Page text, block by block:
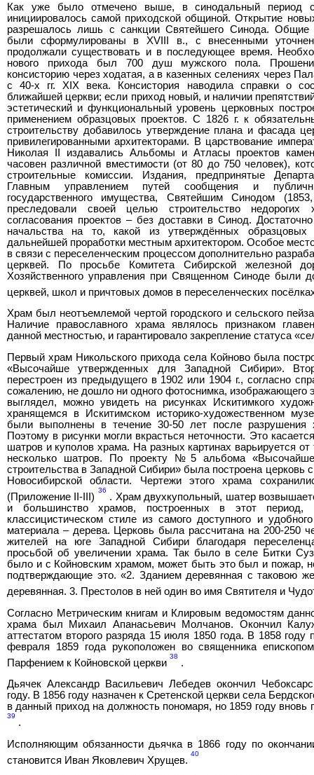
Как уже было отмечено выше, в синодальный период
инициировалось самой приходской общиной. Открытие
разрешалось лишь с санкции Святейшего Синода. Общие
были сформулированы в XVIII в., с внесенными
продолжали существовать и в последующее время.
нового прихода был 700 душ мужского пола.
консисторию через ходатая, а в казенных селениях через
с 40-х гг. XIX века. Консистория наводила справки о
ближайшей церкви; если приход новый, и наличии
эстетический и функциональный уровень церковных
применением образцовых проектов. С 1826 г. к
строительству добавилось утверждение плана и фасада
привилегированными архитекторами. В царствование
Николая II издавались Альбомы и Атласы проектов
часовен различной вместимости (от 80 до 750 человек),
строительные комиссии. Издания, предпринятые
Главным управлением путей сообщения и
государственного имущества, Святейшим Синодом
преследовали своей целью строительство
согласования проектов – без доставки в Синод.
начальства на то, какой из утверждённых образцовых
дальнейшей проработки местным архитектором. Особое
в связи с переселенческим процессом дополнительно
церквей. По просьбе Комитета Сибирской железной
Хозяйственного управления при Священном Синоде были
церквей, школ и причтовых домов в переселенческих
Храм был неотъемлемой чертой городского и сельского
Наличие православного храма являлось признаком
данной местностью, и гарантировало закрепление статуса
Первый храм Никольского прихода села Койново была
«Высочайше утвержденных для Западной Сибири».
перестроен из предыдущего в 1902 или 1904 г., согласно
сожалению, не дошло ни одного фотоснимка, изображающего
выглядел, можно увидеть на рисунках Искитимкого
хранящемся в Искитимском историко-художественном
были выполнены в течение 30-50 лет после разрушения
Поэтому в рисунки могли вкрасться неточности. Это
шатров и куполов храма. На разных картинах варьируется
несколько шатров. По проекту №5 альбома
строительства в Западной Сибири» была построена церковь
Новосибирской области. Чертежи этого храма
(Приложение II-III)
36
. Храм двухкупольный, шатер
и большинство храмов, построенных в этот
классицистическом стиле из самого доступного и
материала – дерева. Церковь была рассчитана на 200-250
жителей на юге Западной Сибири благодаря
просьбой об увеличении храма. Так было в селе Битки
было и с Койновским храмом, может быть это был и пожар,
подтверждающие это. «2. Зданием деревянная с таковою
деревянная. 3. Престолов в ней один во имя Святителя и
Согласно Метрическим книгам и Клировым ведомостям
храма был Михаил Апанасьевич Молчанов. Окончил
аттестатом второго разряда 15 июля 1850 года. В 1858
февраля 1859 года рукоположен во священника
Парфением к Койновской церкви
38
.
Дьячек Александр Васильевич Лебедев окончил
году. В 1856 году назначен к Сретенской церкви села
в данный приход на должность пономаря, но 1859 году вновь
39
.
Исполняющим обязанности дьячка в 1866 году по
становится Иван Яковлевич Хрущев.
40